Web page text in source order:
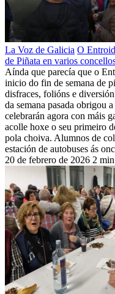
La Voz de Galicia O
de Piñata en varios
Aínda que parecía que o
inicio do fin de semana de
disfraces, folións e
da semana pasada obrigou
celebrarán agora con máis
acolle hoxe o seu primeiro
pola choiva. Alumnos de
estación de autobuses ás
20 de febrero de 2026 2